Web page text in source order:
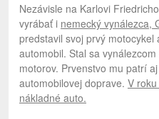
Nezávisle na Karlovi
vyrábať i nemecký vynálezca,
predstavil svoj prvý
automobil. Stal sa
motorov. Prvenstvo mu patrí
automobilovej doprave. V
nákladné auto.